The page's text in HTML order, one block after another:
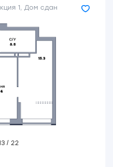
1, Дом сдан
/ 22